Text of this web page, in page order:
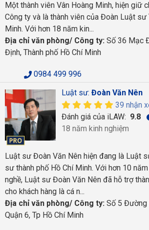
Một thành viên Vân Hoàng Minh, hiện giữ
Công ty và là thành viên của Đoàn Luật sư
Minh. Với hơn 18 năm kin...
Địa chỉ văn phòng/ Công ty: Số 36 Mạc
Định, Thành phố Hồ Chí Minh
0984 499 996
Luật sư: Đoàn Văn Nên
39 nhận
Đánh giá của iLAW: 9.8
18 năm kinh nghiệm
Luật sư Đoàn Văn Nên hiện đang là Luật
sư thành phố Hồ Chí Minh. Với hơn 10
nghề, Luật sư Đoàn Văn Nên đã hỗ trợ
cho khách hàng là cá n...
Địa chỉ văn phòng/ Công ty: Số 5 Đường
Quận 6, Tp Hồ Chí Minh